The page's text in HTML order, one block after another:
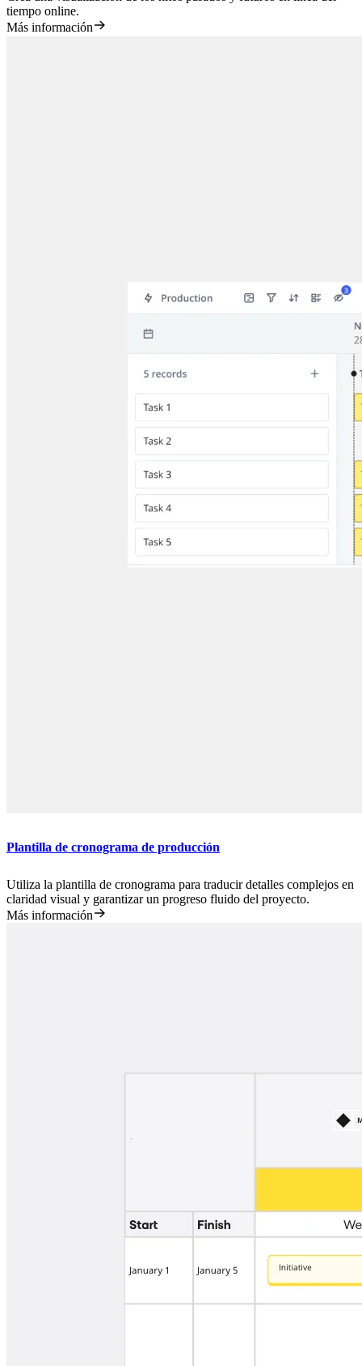
tiempo online.
Más información
Plantilla de cronograma de producción
Utiliza la plantilla de cronograma para traducir detalles complejos en
claridad visual y garantizar un progreso fluido del proyecto.
Más información